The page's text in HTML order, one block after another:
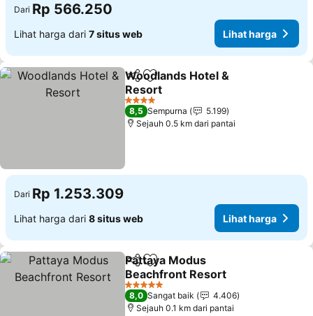
Dari Rp 566.250
Lihat harga dari 7 situs web Lihat harga
BagikanTambahkan ke favorit
Woodlands Hotel &
Resort
Lihat harga
4 Bintang
8,5 Sempurna
5.199
Sejauh 0.5 km dari pantai
Dari Rp 1.253.309
Lihat harga dari 8 situs web Lihat harga
BagikanTambahkan ke favorit
Pattaya Modus
Beachfront Resort
Lihat harga
5 Bintang
8,0 Sangat baik
4.406
Sejauh 0.1 km dari pantai